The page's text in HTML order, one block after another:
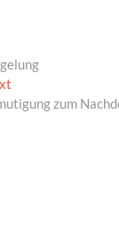
post:
zum